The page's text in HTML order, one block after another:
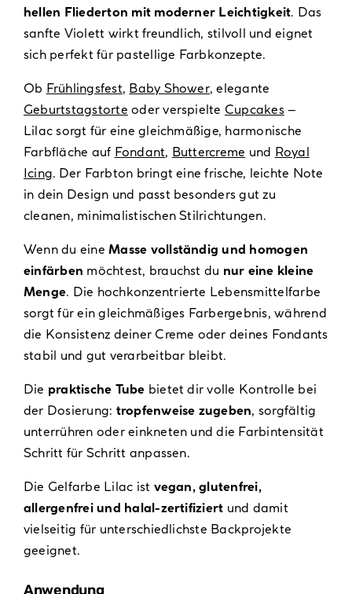
hellen Fliederton mit moderner Leichtigkeit. Das
sanfte Violett wirkt freundlich, stilvoll und eignet
sich perfekt für pastellige Farbkonzepte.
Ob Frühlingsfest, Baby Shower, elegante
Geburtstagstorte oder verspielte Cupcakes–
Lilac sorgt für eine gleichmäßige, harmonische
Farbfläche auf Fondant, Buttercreme und Royal
Icing. Der Farbton bringt eine frische, leichte Note
in dein Design und passt besonders gut zu
cleanen, minimalistischen Stilrichtungen.
Wenn du eine Masse vollständig und homogen
einfärben möchtest, brauchst du nur eine kleine
Menge. Die hochkonzentrierte Lebensmittelfarbe
sorgt für ein gleichmäßiges Farbergebnis, während
die Konsistenz deiner Creme oder deines Fondants
stabil und gut verarbeitbar bleibt.
Die praktische Tube bietet dir volle Kontrolle bei
der Dosierung: tropfenweise zugeben, sorgfältig
unterrühren oder einkneten und die Farbintensität
Schritt für Schritt anpassen.
Die Gelfarbe Lilac ist vegan, glutenfrei,
allergenfrei und halal-zertifiziert und damit
vielseitig für unterschiedlichste Backprojekte
geeignet.
Anwendung